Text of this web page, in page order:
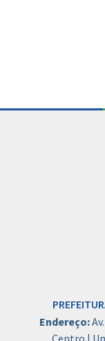
Endereço:
Centro |